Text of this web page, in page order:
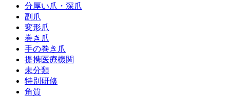
分厚い爪・深爪
副爪
変形爪
巻き爪
手の巻き爪
提携医療機関
未分類
特別研修
角質